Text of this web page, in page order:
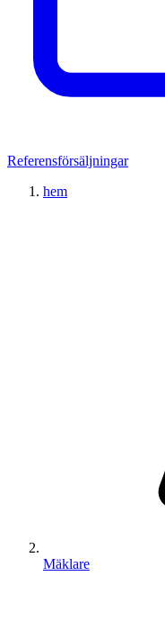
Referensförsäljningar
hem
Mäklare